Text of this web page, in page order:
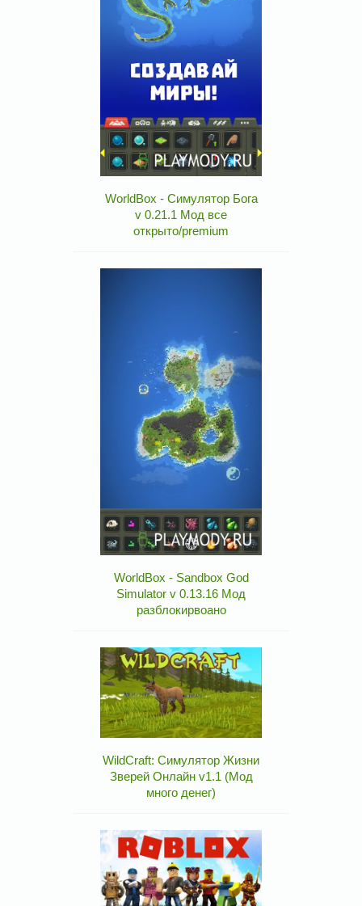
WorldBox - Симулятор Бога
v 0.21.1 Мод все
открыто/premium
WorldBox - Sandbox God
Simulator v 0.13.16 Мод
разблокирвоано
WildCraft: Симулятор Жизни
Зверей Онлайн v1.1 (Мод
много денег)